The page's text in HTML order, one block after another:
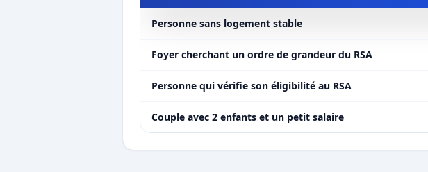
Personne sans logement stable
Foyer cherchant un ordre de grandeur du RSA
Personne qui vérifie son éligibilité au RSA
Couple avec 2 enfants et un petit salaire